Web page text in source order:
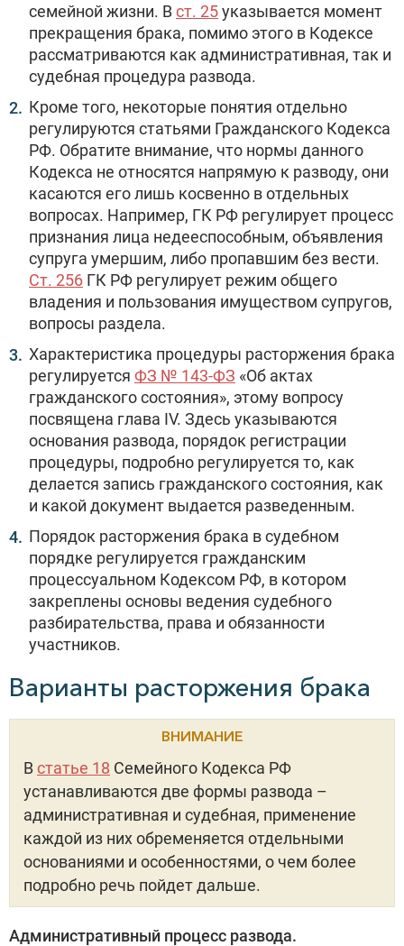
семейной жизни. Вст. 25указывается момент
прекращения брака, помимо этого в Кодексе
рассматриваются как административная, так и
судебная процедура развода.
Кроме того, некоторые понятия отдельно
регулируются статьями Гражданского Кодекса
РФ. Обратите внимание, что нормы данного
Кодекса не относятся напрямую к разводу, они
касаются его лишь косвенно в отдельных
вопросах. Например, ГК РФ регулирует процесс
признания лица недееспособным, объявления
супруга умершим, либо пропавшим без вести.
Ст. 256 ГК РФ регулирует режим общего
владения и пользования имуществом супругов,
вопросы раздела.
Характеристика процедуры расторжения брака
регулируется ФЗ № 143-ФЗ «Об актах
гражданского состояния», этому вопросу
посвящена глава IV. Здесь указываются
основания развода, порядок регистрации
процедуры, подробно регулируется то, как
делается запись гражданского состояния, как
и какой документ выдается разведенным.
Порядок расторжения брака в судебном
порядке регулируется гражданским
процессуальном Кодексом РФ, в котором
закреплены основы ведения судебного
разбирательства, права и обязанности
участников.
Варианты расторжения брака
ВНИМАНИЕ
Встатье 18 Семейного Кодекса РФ
устанавливаются две формы развода –
административная и судебная, применение
каждой из них обременяется отдельными
основаниями и особенностями, о чем более
подробно речь пойдет дальше.
Административный процесс развода.